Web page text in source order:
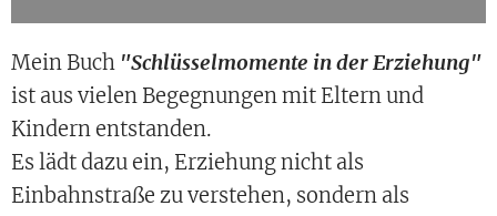
Mein Buch "Schlüsselmomente in der Erziehung"
ist aus vielen Begegnungen mit Eltern und
Kindern entstanden.
Es lädt dazu ein, Erziehung nicht als
Einbahnstraße zu verstehen, sondern als